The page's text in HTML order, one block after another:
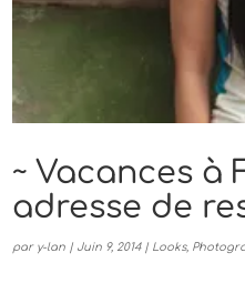
~ Vacances à
adresse de
par y-lan | Juin 9, 2014| Looks,